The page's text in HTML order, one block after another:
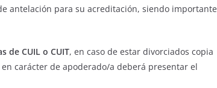
antelación para su acreditación, siendo importante
de CUIL o CUIT, en caso de estar divorciados copia
carácter de apoderado/a deberá presentar el